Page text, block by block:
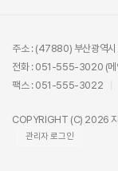
주소 : (47880) 부산광역시
전화 : 051-555-3020 (메
팩스 : 051-555-3022
COPYRIGHT (C) 2026
관리자 로그인